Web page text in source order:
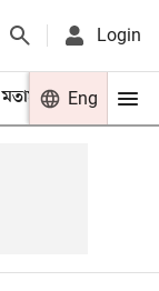
Login
মতামত খেলা
Eng